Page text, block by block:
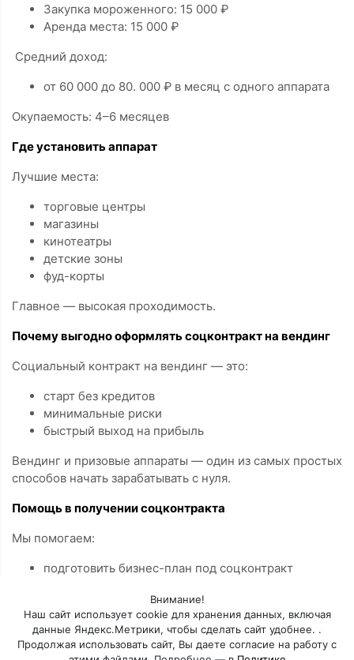
Закупка мороженного: 15 000 ₽
Аренда места: 15 000 ₽
Средний доход:
от 60 000 до 80. 000 ₽ в месяц с одного аппарата
Окупаемость: 4–6 месяцев
Где установить аппарат
Лучшие места:
торговые центры
магазины
кинотеатры
детские зоны
фуд-корты
Главное — высокая проходимость.
Почему выгодно оформлять соцконтракт на вендинг
Социальный контракт на вендинг — это:
старт без кредитов
минимальные риски
быстрый выход на прибыль
Вендинг и призовые аппараты — один из самых простых
способов начать зарабатывать с нуля.
Помощь в получении соцконтракта
Мы помогаем:
подготовить бизнес-план под соцконтракт
обучить работе с вендингом
сопровождать до получения выплаты
Оставьте заявку — расскажем, как получить
Внимание!
Наш сайт использует cookie для хранения данных, включая
данные Яндекс.Метрики, чтобы сделать сайт удобнее. .
Продолжая использовать сайт, Вы даете согласие на работу с